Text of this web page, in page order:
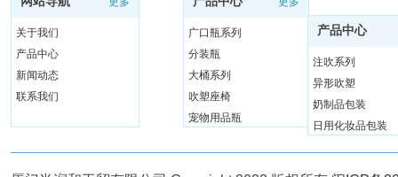
关于我们
产品中心
新闻动态
联系我们
广口瓶系列
分装瓶
大桶系列
吹塑座椅
宠物用品瓶
产品中心
注吹系列
异形吹塑
奶制品包装
日用化妆品包装